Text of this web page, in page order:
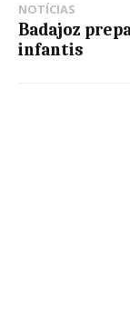
NOTÍCIAS
Badajoz
infantis